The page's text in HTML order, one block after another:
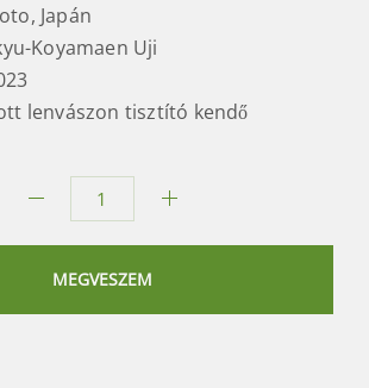
Japán
Koyamaen Uji
lenvászon tisztító kendő
MEGVESZEM